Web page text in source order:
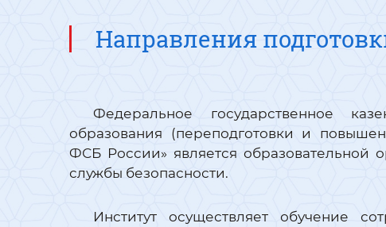
Направления
Федеральное государственное
образования (переподготовки и
ФСБ России» является образовательной
службы безопасности.
Институт осуществляет обучение